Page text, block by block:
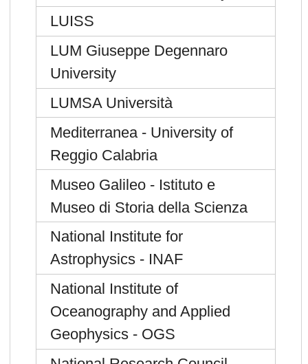
LUISS
LUM Giuseppe Degennaro
University
LUMSA Università
Mediterranea - University of
Reggio Calabria
Museo Galileo - Istituto e
Museo di Storia della Scienza
National Institute for
Astrophysics - INAF
National Institute of
Oceanography and Applied
Geophysics - OGS